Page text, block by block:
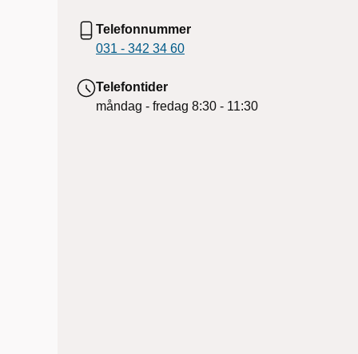
Telefonnummer
031 - 342 34 60
Telefontider
måndag - fredag 8:30 - 11:30